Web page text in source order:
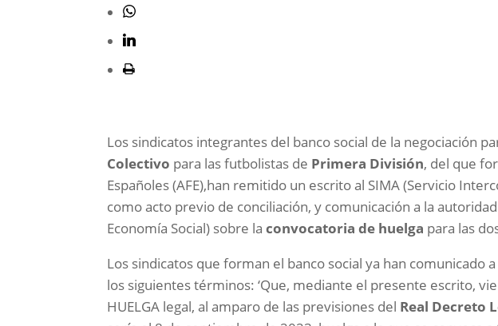
Los sindicatos integrantes del banco social de la negociación
Colectivo para las futbolistas de Primera División, del que
Españoles (AFE),han remitido un escrito al SIMA (Servicio
como acto previo de conciliación, y comunicación a la
Economía Social) sobre la convocatoria de huelga para las
Los sindicatos que forman el banco social ya han comunicado
los siguientes términos: ‘Que, mediante el presente escrito,
HUELGA legal, al amparo de las previsiones del Real Decreto